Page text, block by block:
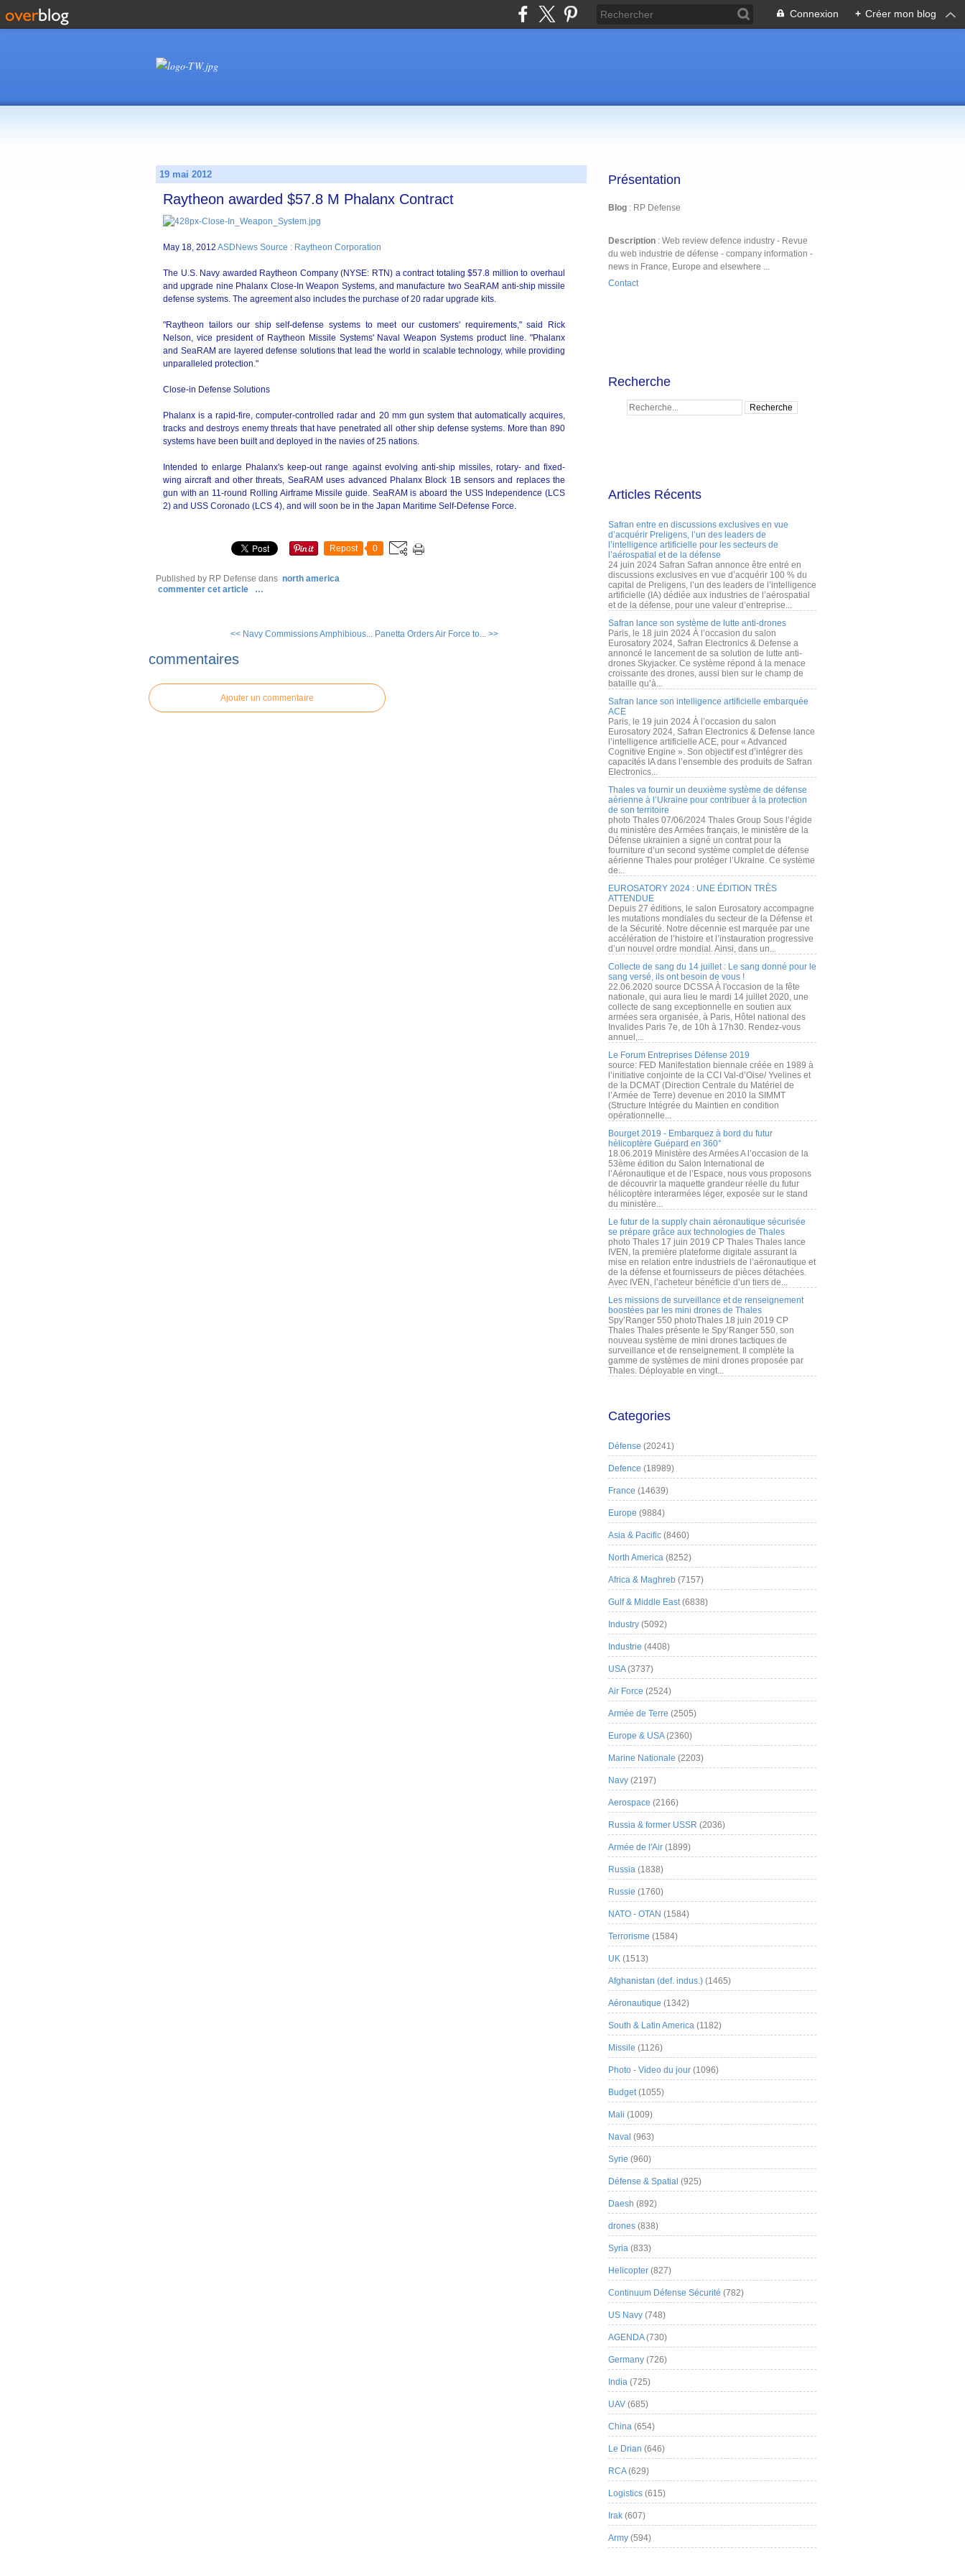
Connexion + Créer mon blog
19 mai 2012
Raytheon awarded $57.8 M Phalanx Contract
May 18, 2012 ASDNews Source : Raytheon Corporation
The U.S. Navy awarded Raytheon Company (NYSE: RTN) a contract totaling $57.8 million to overhaul
and upgrade nine Phalanx Close-In Weapon Systems, and manufacture two SeaRAM anti-ship missile
defense systems. The agreement also includes the purchase of 20 radar upgrade kits.
"Raytheon tailors our ship self-defense systems to meet our customers' requirements," said Rick
Nelson, vice president of Raytheon Missile Systems' Naval Weapon Systems product line. "Phalanx
and SeaRAM are layered defense solutions that lead the world in scalable technology, while providing
unparalleled protection."
Close-in Defense Solutions
Phalanx is a rapid-fire, computer-controlled radar and 20 mm gun system that automatically acquires,
tracks and destroys enemy threats that have penetrated all other ship defense systems. More than 890
systems have been built and deployed in the navies of 25 nations.
Intended to enlarge Phalanx's keep-out range against evolving anti-ship missiles, rotary- and fixed-
wing aircraft and other threats, SeaRAM uses advanced Phalanx Block 1B sensors and replaces the
gun with an 11-round Rolling Airframe Missile guide. SeaRAM is aboard the USS Independence (LCS
2) and USS Coronado (LCS 4), and will soon be in the Japan Maritime Self-Defense Force.
Repost 0
Published by RP Defense dans north america
commenter cet article
…
<< Navy Commissions Amphibious... Panetta Orders Air Force to... >>
commentaires
Ajouter un commentaire
Présentation
Blog : RP Defense
Description : Web review defence industry - Revue
du web industrie de défense - company information -
news in France, Europe and elsewhere ...
Contact
Recherche
Articles Récents
Safran entre en discussions exclusives en vue
d’acquérir Preligens, l’un des leaders de
l’intelligence artificielle pour les secteurs de
l’aérospatial et de la défense
24 juin 2024 Safran Safran annonce être entré en
discussions exclusives en vue d’acquérir 100 % du
capital de Preligens, l’un des leaders de l’intelligence
artificielle (IA) dédiée aux industries de l’aérospatial
et de la défense, pour une valeur d’entreprise...
Safran lance son système de lutte anti-drones
Paris, le 18 juin 2024 À l’occasion du salon
Eurosatory 2024, Safran Electronics & Defense a
annoncé le lancement de sa solution de lutte anti-
drones Skyjacker. Ce système répond à la menace
croissante des drones, aussi bien sur le champ de
bataille qu’à...
Safran lance son intelligence artificielle embarquée
ACE
Paris, le 19 juin 2024 À l’occasion du salon
Eurosatory 2024, Safran Electronics & Defense lance
l’intelligence artificielle ACE, pour « Advanced
Cognitive Engine ». Son objectif est d’intégrer des
capacités IA dans l’ensemble des produits de Safran
Electronics...
Thales va fournir un deuxième système de défense
aérienne à l’Ukraine pour contribuer à la protection
de son territoire
photo Thales 07/06/2024 Thales Group Sous l’égide
du ministère des Armées français, le ministère de la
Défense ukrainien a signé un contrat pour la
fourniture d’un second système complet de défense
aérienne Thales pour protéger l’Ukraine. Ce système
de...
EUROSATORY 2024 : UNE ÉDITION TRÈS
ATTENDUE
Depuis 27 éditions, le salon Eurosatory accompagne
les mutations mondiales du secteur de la Défense et
de la Sécurité. Notre décennie est marquée par une
accélération de l’histoire et l’instauration progressive
d’un nouvel ordre mondial. Ainsi, dans un...
Collecte de sang du 14 juillet : Le sang donné pour le
sang versé, ils ont besoin de vous !
22.06.2020 source DCSSA À l'occasion de la fête
nationale, qui aura lieu le mardi 14 juillet 2020, une
collecte de sang exceptionnelle en soutien aux
armées sera organisée, à Paris, Hôtel national des
Invalides Paris 7e, de 10h à 17h30. Rendez-vous
annuel,...
Le Forum Entreprises Défense 2019
source: FED Manifestation biennale créée en 1989 à
l’initiative conjointe de la CCI Val-d’Oise/ Yvelines et
de la DCMAT (Direction Centrale du Matériel de
l’Armée de Terre) devenue en 2010 la SIMMT
(Structure Intégrée du Maintien en condition
opérationnelle...
Bourget 2019 - Embarquez à bord du futur
hélicoptère Guépard en 360°
18.06.2019 Ministère des Armées A l’occasion de la
53ème édition du Salon International de
l’Aéronautique et de l’Espace, nous vous proposons
de découvrir la maquette grandeur réelle du futur
hélicoptère interarmées léger, exposée sur le stand
du ministère...
Le futur de la supply chain aéronautique sécurisée
se prépare grâce aux technologies de Thales
photo Thales 17 juin 2019 CP Thales Thales lance
IVEN, la première plateforme digitale assurant la
mise en relation entre industriels de l’aéronautique et
de la défense et fournisseurs de pièces détachées.
Avec IVEN, l’acheteur bénéficie d’un tiers de...
Les missions de surveillance et de renseignement
boostées par les mini drones de Thales
Spy’Ranger 550 photoThales 18 juin 2019 CP
Thales Thales présente le Spy’Ranger 550, son
nouveau système de mini drones tactiques de
surveillance et de renseignement. Il complète la
gamme de systèmes de mini drones proposée par
Thales. Déployable en vingt...
Categories
Défense (20241)
Defence (18989)
France (14639)
Europe (9884)
Asia & Pacific (8460)
North America (8252)
Africa & Maghreb (7157)
Gulf & Middle East(6838)
Industry (5092)
Industrie (4408)
USA(3737)
Air Force (2524)
Armée de Terre (2505)
Europe & USA(2360)
Marine Nationale (2203)
Navy (2197)
Aerospace (2166)
Russia & former USSR (2036)
Armée de l'Air (1899)
Russia (1838)
Russie (1760)
NATO - OTAN (1584)
Terrorisme (1584)
UK (1513)
Afghanistan (def. indus.) (1465)
Aéronautique (1342)
South & Latin America (1182)
Missile (1126)
Photo - Video du jour (1096)
Budget(1055)
Mali (1009)
Naval (963)
Syrie (960)
Défense & Spatial (925)
Daesh (892)
drones (838)
Syria (833)
Helicopter (827)
Continuum Défense Sécurité (782)
US Navy (748)
AGENDA(730)
Germany (726)
India (725)
UAV (685)
China (654)
Le Drian (646)
RCA(629)
Logistics (615)
Irak (607)
Army (594)